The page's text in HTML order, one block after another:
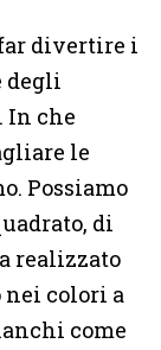
divertire i
degli
In che
le
Possiamo
di
realizzato
nei colori a
come